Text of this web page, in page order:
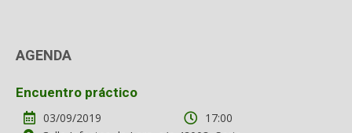
AGENDA
Encuentro práctico
03/09/2019
17:00